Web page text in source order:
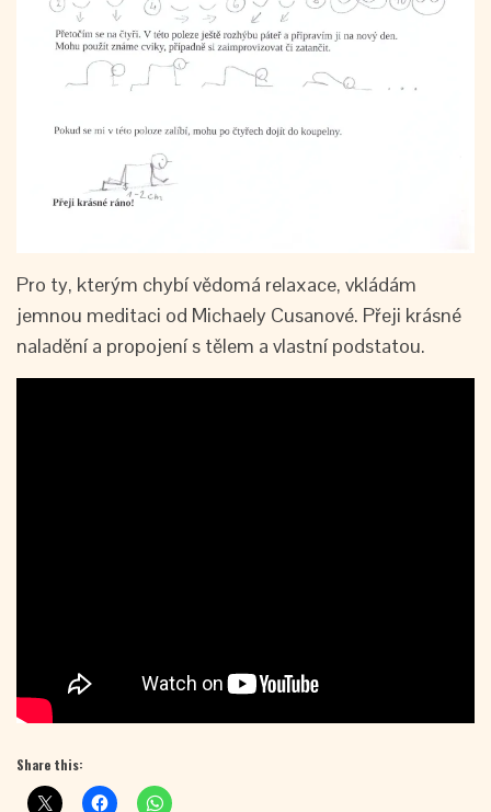
Pro ty, kterým chybí vědomá relaxace, vkládám
jemnou meditaci od Michaely Cusanové. Přeji krásné
naladění a propojení s tělem a vlastní podstatou.
Share this: